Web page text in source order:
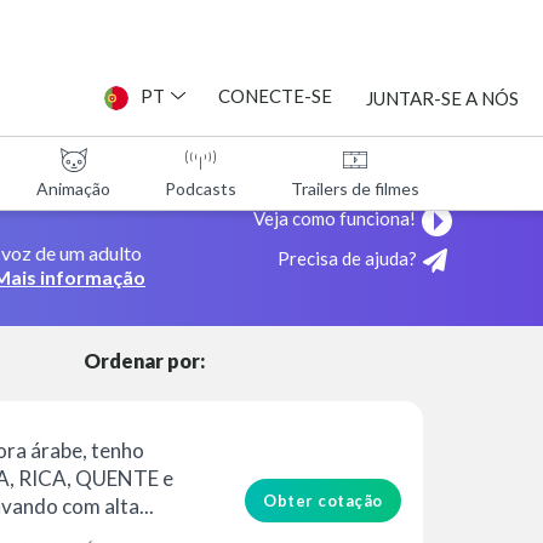
PT CONECTE-SE JUNTAR-SE A NÓS
Animação Podcasts Trailers de filmes
de um adulto
informação
Veja como funciona!
Precisa de ajuda?
Ordenar por:
árabe, tenho
RICA, QUENTE e
com alta...
Obter cotação